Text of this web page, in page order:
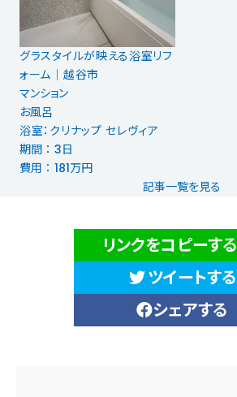
グラスタイルが映える浴室リフ
ォーム│越谷市
マンション
お風呂
浴室：クリナップ セレヴィア
期間 ： 3日
費用 ： 181万円
記事一覧を見る
リンクをコピーする
ツイートする
シェアする